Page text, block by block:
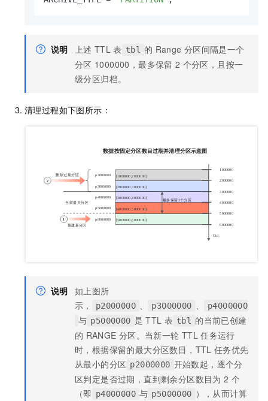
说明 上述 TTL 表 tbl 的 Range 分区间隔是一个
分区 1000000，最多保留 2 个分区，且按一
级分区归档。
清理过程如下图所示：
说明 如上图所
示，
p2000000 p3000000 p4000000
与 p5000000 是 TTL 表 tbl
的当前已创建
的 RANGE 分区。当新一轮 TTL 任务运行
时，根据保留的最大分区数目，TTL 任务优先
从最小的分区 p2000000 开始数起，逐个分
区判定是否过期，直到剩余分区数目为 2 个
（即 p4000000 与 p5000000 ），从而计算